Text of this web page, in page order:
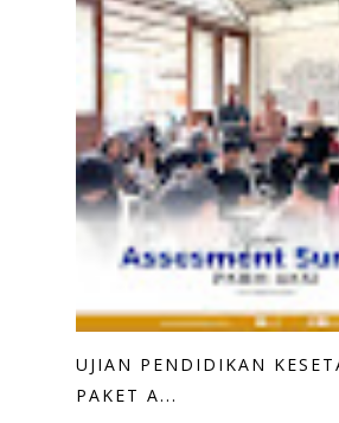
UJIAN PENDIDIKAN
PAKET A...